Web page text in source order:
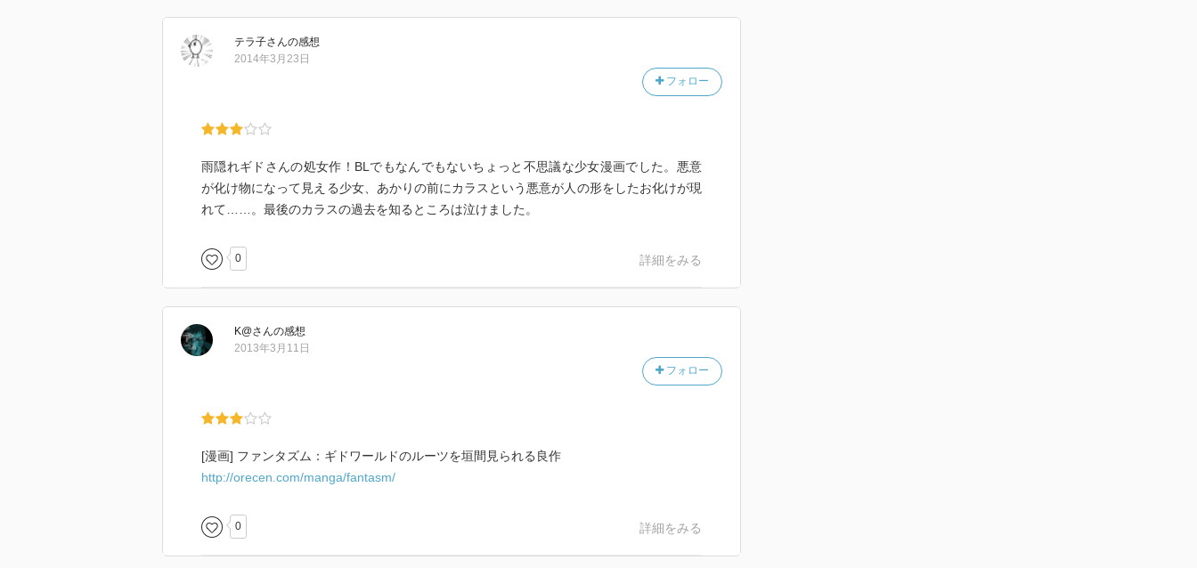
テラ子さんの感想
フォロー
2014年3月23日
雨隠れギドさんの処女作！BLでもなんでもないちょっと不思議な少女漫画でした。悪意
が化け物になって見える少女、あかりの前にカラスという悪意が人の形をしたお化けが現
れて……。最後のカラスの過去を知るところは泣けました。
0 詳細をみる
K@さんの感想
フォロー
2013年3月11日
[漫画] ファンタズム：ギドワールドのルーツを垣間見られる良作
http://orecen.com/manga/fantasm/
0 詳細をみる